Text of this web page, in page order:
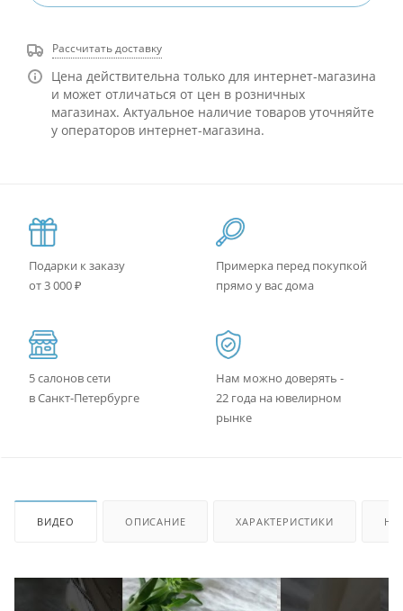
Рассчитать доставку
Цена действительна только для интернет-магазина
и может отличаться от цен в розничных
магазинах. Актуальное наличие товаров уточняйте
у операторов интернет-магазина.
Подарки к заказу
от 3 000 ₽
Примерка перед покупкой
прямо у вас дома
5 салонов сети
в Санкт-Петербурге
Нам можно доверять -
22 года на ювелирном
рынке
ВИДЕО ОПИСАНИЕ ХАРАКТЕРИСТИКИ